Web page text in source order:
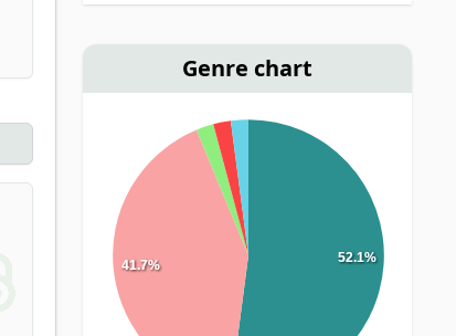
Genre chart
52.1%
41.7%